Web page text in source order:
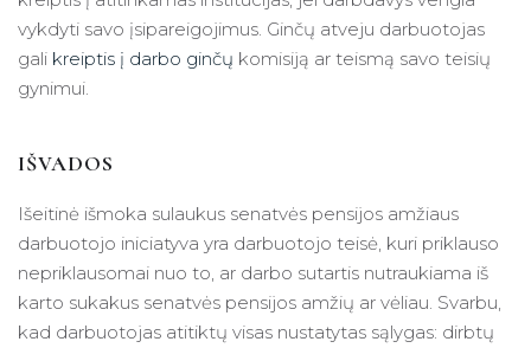
vykdyti savo įsipareigojimus. Ginčų atveju darbuotojas
gali kreiptis į darbo ginčų komisiją ar teismą savo teisių
gynimui.
IŠVADOS
Išeitinė išmoka sulaukus senatvės pensijos amžiaus
darbuotojo iniciatyva yra darbuotojo teisė, kuri priklauso
nepriklausomai nuo to, ar darbo sutartis nutraukiama iš
karto sukakus senatvės pensijos amžių ar vėliau. Svarbu,
kad darbuotojas atitiktų visas nustatytas sąlygas: dirbtų